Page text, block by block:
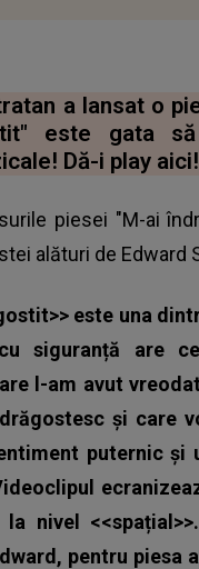
a lansat o
este gata să
Dă-i play aici!
piesei "M-ai
alături de Edward
este una
siguranță are
l-am avut
și care
puternic și
la nivel
pentru piesa